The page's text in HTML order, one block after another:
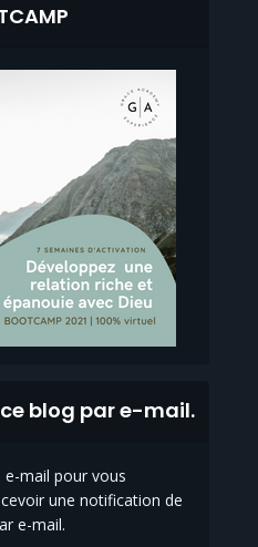
blog par e-mail.
e-mail pour vous
une notification de
e-mail.